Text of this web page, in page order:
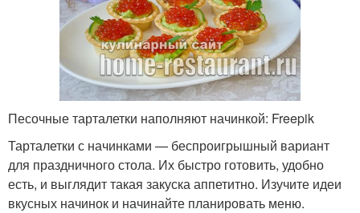
Песочные тарталетки наполняют начинкой: Freepik
Тарталетки с начинками — беспроигрышный вариант
для праздничного стола. Их быстро готовить, удобно
есть, и выглядит такая закуска аппетитно. Изучите идеи
вкусных начинок и начинайте планировать меню.